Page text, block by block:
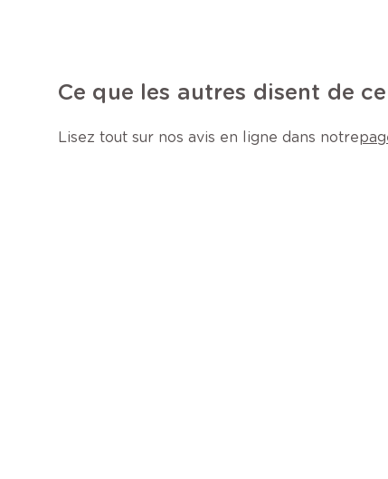
Ce que les autres disent de
Lisez tout sur nos avis en ligne dans notre